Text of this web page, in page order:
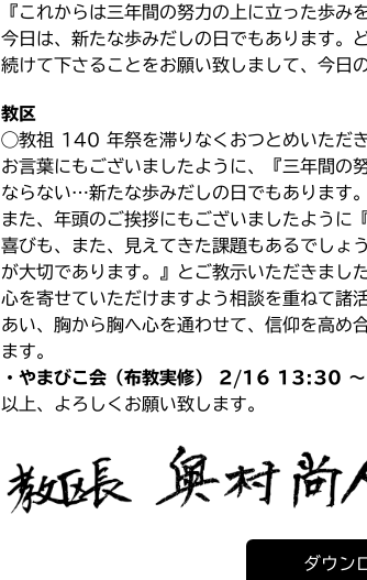
『これからは三年間の努力の上に立った歩み
今日は、新たな歩みだしの日でもあります。
続けて下さることをお願い致しまして、今日
教区
◯教祖 140 年祭を滞りなくおつとめいただ
お言葉にもございましたように、『三年間の
ならない…新たな歩みだしの日でもあります。
また、年頭のご挨拶にもございましたように
喜びも、また、見えてきた課題もあるでしょ
が大切であります。』とご教示いただきまし
心を寄せていただけますよう相談を重ねて諸
あい、胸から胸へ心を通わせて、信仰を高め
ます。
・やまびこ会（布教実修） 2/16 13:30 〜
以上、よろしくお願い致します。
ダウン